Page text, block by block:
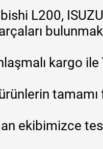
L200,
kargo
tamamı
ekibimizce